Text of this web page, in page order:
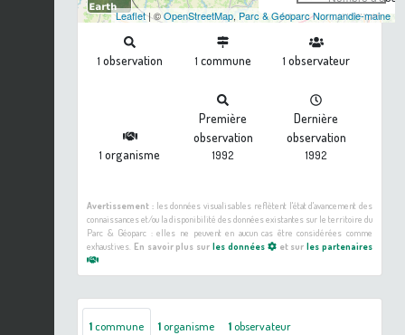
Leaflet| ©OpenStreetMap, Parc & Géoparc Normandie-maine
1 observation 1 commune 1 observateur
1 organisme
Première
observation
1992
Dernière
observation
1992
Avertissement :les données visualisables reflètent l'état d'avancement des
connaissances et/ou la disponibilité des données existantes sur le territoire du
Parc & Géoparc : elles ne peuvent en aucun cas être considérées comme
exhaustives. En savoir plus sur les données et surles partenaires
1commune 1organisme 1observateur